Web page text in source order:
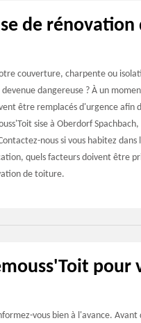
de
couverture, charpente ou
dangereuse ? À un
être remplacés d'urgence afin
sise à Oberdorf Spachbach,
nous si vous habitez dans
quels facteurs doivent être
de toiture.
pour
vous bien à l'avance. Avant